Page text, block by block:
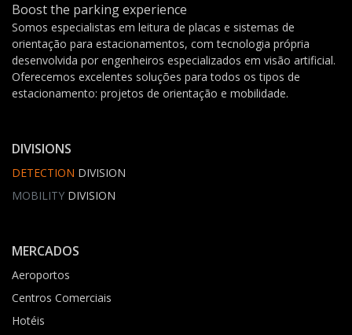
Boost the parking experience
Somos especialistas em leitura de placas e sistemas de
orientação para estacionamentos, com tecnologia própria
desenvolvida por engenheiros especializados em visão artificial.
Oferecemos excelentes soluções para todos os tipos de
estacionamento: projetos de orientação e mobilidade.
DIVISIONS
DETECTION DIVISION
MOBILITY DIVISION
MERCADOS
Aeroportos
Centros Comerciais
Hotéis